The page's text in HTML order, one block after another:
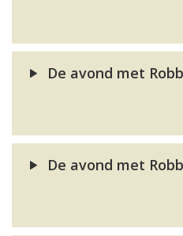
De avond met
De avond met